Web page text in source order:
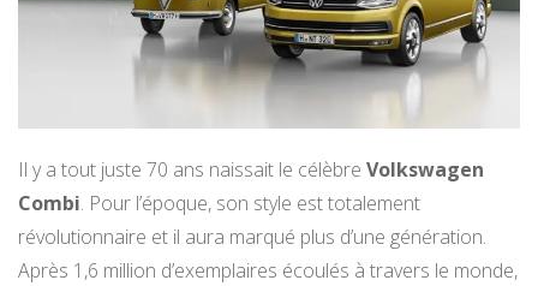
Il y a tout juste 70 ans naissait le célèbre Volkswagen
Combi. Pour l’époque, son style est totalement
révolutionnaire et il aura marqué plus d’une génération.
Après 1,6 million d’exemplaires écoulés à travers le monde,